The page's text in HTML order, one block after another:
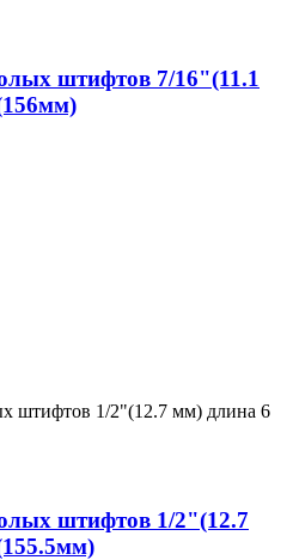
штифтов 7/16"(11.1
штифтов 1/2"(12.7